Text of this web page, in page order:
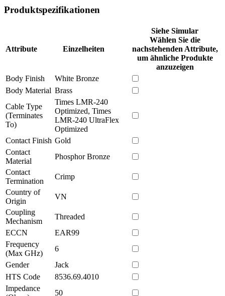
Produktspezifikationen
Attribute Einzelheiten
Siehe Simular
Wählen Sie die
nachstehenden Attribute,
um ähnliche Produkte
anzuzeigen
Body Finish
White Bronze
Body Material Brass
Cable Type
(Terminates
To)
Times LMR-240
Optimized, Times
LMR-240 UltraFlex
Optimized
Contact Finish Gold
Contact
Material
Phosphor Bronze
Contact
Termination
Crimp
Country of
Origin
VN
Coupling
Mechanism
Threaded
ECCN
EAR99
Frequency
(Max GHz)
6
Gender
Jack
HTS Code
8536.69.4010
Impedance
50